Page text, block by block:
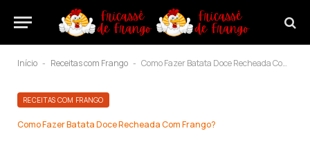
Início - Receitas com Frango - Como Fazer Batata Doce Recheada Com Frango?
RECEITAS COM FRANGO
Como Fazer Batata Doce Recheada Com Frango?